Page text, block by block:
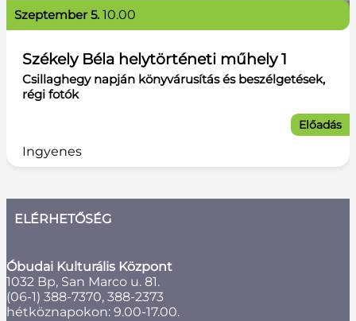
Székely Béla helytörténeti műhely 1
Csillaghegy napján könyvárusítás és beszélgetések,
régi fotók
szeptember 5. 10.00
Ingyenes
Előadás
ELÉRHETŐSÉG
Óbudai Kulturális Központ
1032 Bp, San Marco u. 81.
(06-1) 388-7370, 388-2373
hétköznapokon: 9.00-17.00.